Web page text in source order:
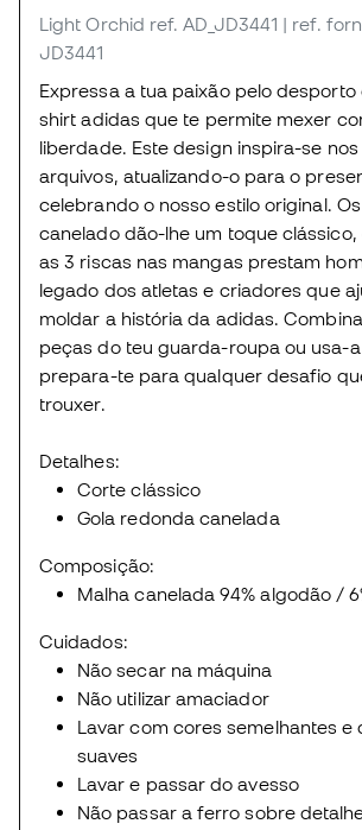
Light Orchid ref. AD_JD3441 | ref.
JD3441
Expressa a tua paixão pelo
shirt adidas que te permite mexer
liberdade. Este design inspira-se nos
arquivos, atualizando-o para o
celebrando o nosso estilo original.
canelado dão-lhe um toque
as 3 riscas nas mangas prestam
legado dos atletas e criadores que
moldar a história da adidas.
peças do teu guarda-roupa ou usa-a
prepara-te para qualquer desafio
trouxer.
Detalhes:
Corte clássico
Gola redonda canelada
Composição:
Malha canelada 94% algodão /
Cuidados:
Não secar na máquina
Não utilizar amaciador
Lavar com cores semelhantes e
suaves
Lavar e passar do avesso
Não passar a ferro sobre